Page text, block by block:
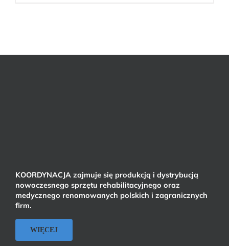
KOORDYNACJA zajmuje się produkcją i dystrybucją
nowoczesnego sprzętu rehabilitacyjnego oraz
medycznego renomowanych polskich i zagranicznych
firm.
WIĘCEJ